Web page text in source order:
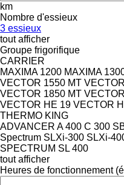
km
Nombre d'essieux
3 essieux
tout afficher
Groupe frigorifique
CARRIER
MAXIMA 1200 MAXIMA
VECTOR 1550 MT
VECTOR 1850 MT
VECTOR HE 19 VECTOR
THERMO KING
ADVANCER A 400 C 300
Spectrum SLXi-300 SLXi-
SPECTRUM SL 400
tout afficher
Heures de fonctionnement